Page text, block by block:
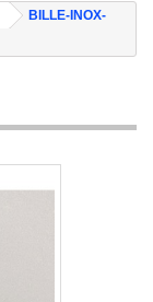
BILLE-INOX-